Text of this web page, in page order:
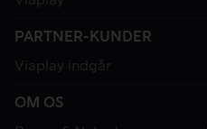
PARTNER-KUNDER
Viaplay indgår
OM OS